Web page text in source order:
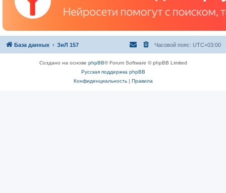
База данных ЗиЛ 157 Часовой пояс: UTC+03:00
Создано на основе phpBB® Forum Software © phpBB Limited
Русская поддержка phpBB
Конфиденциальность| Правила